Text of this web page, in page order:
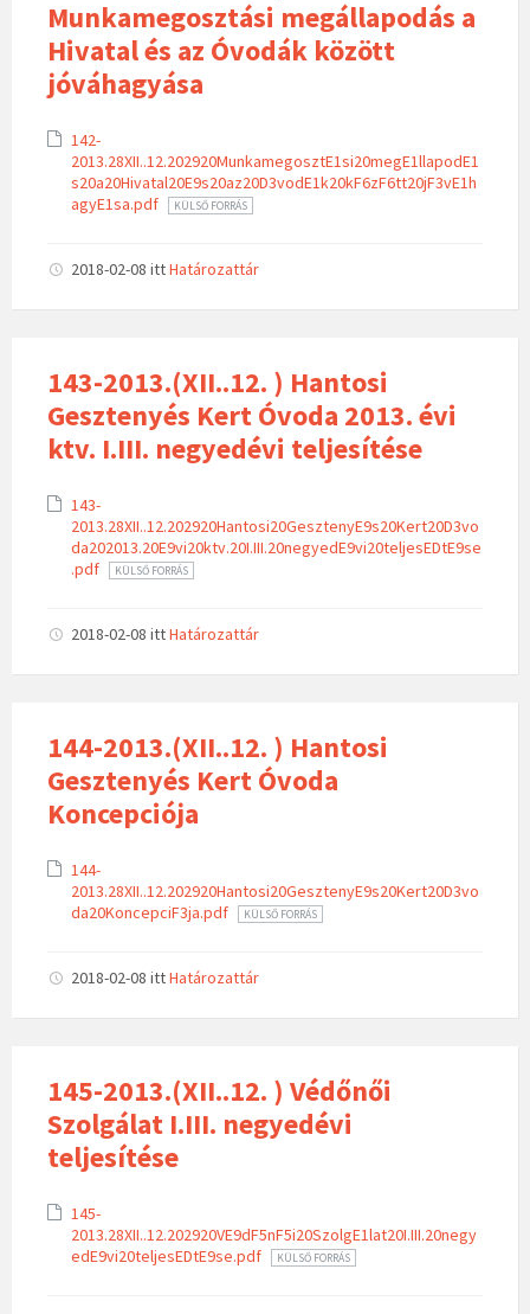
Munkamegosztási megállapodás a
Hivatal és az Óvodák között
jóváhagyása
142-
2013.28XII..12.202920MunkamegosztE1si20megE1llapodE1
s20a20Hivatal20E9s20az20D3vodE1k20kF6zF6tt20jF3vE1h
agyE1sa.pdf
KÜLSŐ FORRÁS
2018-02-08 ittHatározattár
143-2013.(XII..12. ) Hantosi
Gesztenyés Kert Óvoda 2013. évi
ktv. I.III. negyedévi teljesítése
143-
2013.28XII..12.202920Hantosi20GesztenyE9s20Kert20D3vo
da202013.20E9vi20ktv.20I.III.20negyedE9vi20teljesEDtE9se
.pdf
KÜLSŐ FORRÁS
2018-02-08 ittHatározattár
144-2013.(XII..12. ) Hantosi
Gesztenyés Kert Óvoda
Koncepciója
144-
2013.28XII..12.202920Hantosi20GesztenyE9s20Kert20D3vo
da20KoncepciF3ja.pdf
KÜLSŐ FORRÁS
2018-02-08 ittHatározattár
145-2013.(XII..12. ) Védőnői
Szolgálat I.III. negyedévi
teljesítése
145-
2013.28XII..12.202920VE9dF5nF5i20SzolgE1lat20I.III.20negy
edE9vi20teljesEDtE9se.pdf
KÜLSŐ FORRÁS